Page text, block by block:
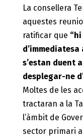
La consellera
aquestes
ratificar que
s’estan duent
desplegar-ne
Moltes de les
tractaran a la
l’àmbit de
sector primari a